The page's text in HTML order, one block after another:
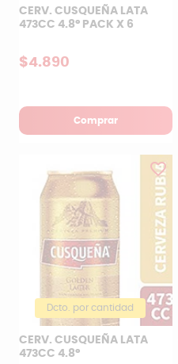
CERV. CUSQUEÑA LATA
473CC 4.8° PACK X 6
$4.890
Comprar
favorite_border
Dcto. por cantidad
CERV. CUSQUEÑA LATA
473CC 4.8°